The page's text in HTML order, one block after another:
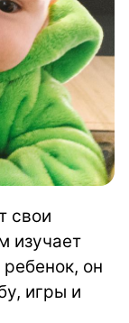
свои
изучает
он
игры и